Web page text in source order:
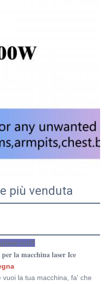
più venduta
noi?
la macchina laser Ice
vuoi la tua macchina, fa' che